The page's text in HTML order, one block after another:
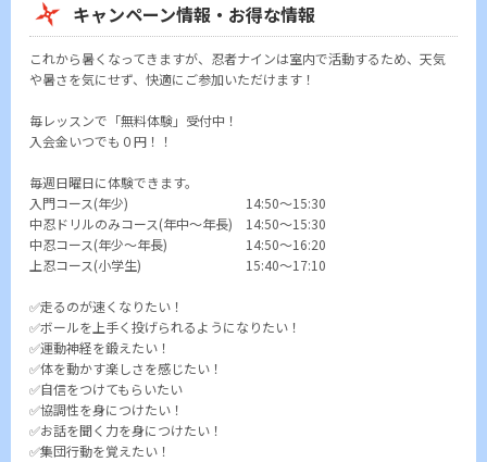
キャンペーン情報・お得な情報
これから暑くなってきますが、忍者ナインは室内で活動するため、天気
や暑さを気にせず、快適にご参加いただけます！
毎レッスンで「無料体験」受付中！
入会金いつでも０円！！
毎週日曜日に体験できます。
入門コース(年少) 14:50～15:30
中忍ドリルのみコース(年中～年長) 14:50～15:30
中忍コース(年少～年長) 14:50～16:20
上忍コース(小学生) 15:40～17:10
✅走るのが速くなりたい！
✅ボールを上手く投げられるようになりたい！
✅運動神経を鍛えたい！
✅体を動かす楽しさを感じたい！
✅自信をつけてもらいたい
✅協調性を身につけたい！
✅お話を聞く力を身につけたい！
✅集団行動を覚えたい！